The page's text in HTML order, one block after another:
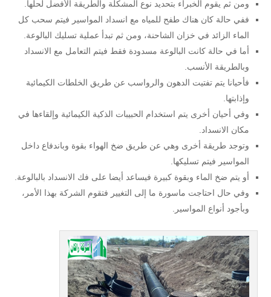
ومن ثم يقوم الخبراء بتحديد نوع المشكلة والطريقة الأفضل لحلها.
ففي حالة كان هناك طفح للمياه مع انسداد المواسير فيتم سحب كل
الماء الزائد في خزان الشاحنة، ومن ثم تبدأ عملية تسليك البالوعة.
أما في حالة كانت البالوعة مسدودة فقط فيتم التعامل مع الانسداد
وبالطريقة الأنسب.
فأحيانا يتم تفتيت الدهون والرواسب عن طريق الخلطات الكيمائية
وإذابتها.
وفي أحيان أخرى يتم استخدام الحبيبات الذكية الكيمائية وإلقاءها في
مكان الانسداد.
وتوجد طريقة أخرى وهي عن طريق ضخ الهواء بقوة وباندفاع داخل
المواسير فيتم تسليكها.
أو يتم ضخ الماء وبقوة كبيرة فيساعد أيضا على فك الانسداد بالبالوعة.
وفي حال احتاجت ماسورة ما إلى التغيير فتقوم الشركة بهذا الأمر،
وبأجود أنواع المواسير.